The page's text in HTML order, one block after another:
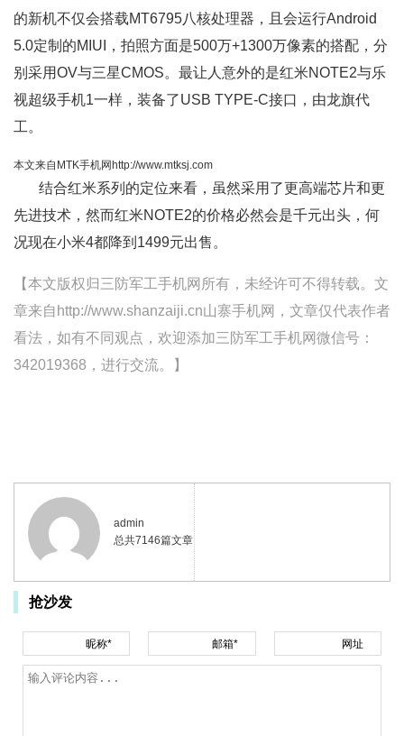
的新机不仅会搭载MT6795八核处理器，且会运行Android
5.0定制的MIUI，拍照方面是500万+1300万像素的搭配，分
别采用OV与三星CMOS。最让人意外的是红米NOTE2与乐
视超级手机1一样，装备了USB TYPE-C接口，由龙旗代
工。
本文来自MTK手机网http://www.mtksj.com
结合红米系列的定位来看，虽然采用了更高端芯片和更
先进技术，然而红米NOTE2的价格必然会是千元出头，何
况现在小米4都降到1499元出售。
【本文版权归三防军工手机网所有，未经许可不得转载。文
章来自http://www.shanzaiji.cn山寨手机网，文章仅代表作者
看法，如有不同观点，欢迎添加三防军工手机网微信号：
342019368，进行交流。】
admin
总共7146篇文章
抢沙发
昵称* 邮箱* 网址